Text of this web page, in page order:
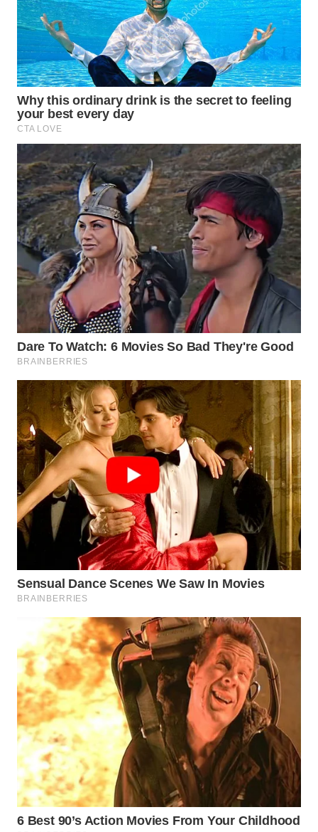
WN DELI
SERDANG
WN
TEBING
TINGGI
WN
PAKPAK
WN
KARAWANG
WN
BEKASI
WN
BOGOR
WN
WN
TAPANULI
UTARA
WN
SAMOSIR
WN
PADANG
WN
SUMEDANG
WN
CIANJUR
WN
KEPULAUAN
SERIBU
WN
TANGERANG
WN